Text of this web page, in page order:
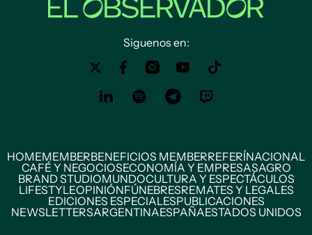
Siguenos en:
HOMEMEMBERBENEFICIOS MEMBERREFERÍNACIONAL
CAFÉ Y NEGOCIOSECONOMÍA Y EMPRESASAGRO
BRAND STUDIOMUNDOCULTURA Y ESPECTÁCULOS
LIFESTYLEOPINIÓNFÚNEBRESREMATES Y LEGALES
EDICIONES ESPECIALESPUBLICACIONES
NEWSLETTERSARGENTINAESPAÑAESTADOS UNIDOS